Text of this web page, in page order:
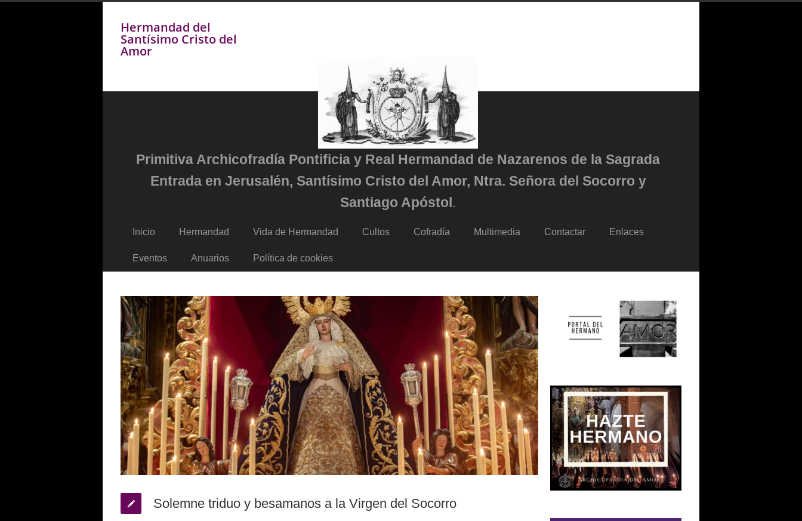
Hermandad del
Santísimo Cristo del
Amor
Primitiva Archicofradía Pontificia y Real Hermandad de Nazarenos de la Sagrada
Entrada en Jerusalén, Santísimo Cristo del Amor, Ntra. Señora del Socorro y
Santiago Apóstol.
Inicio Hermandad Vida de Hermandad Cultos Cofradía Multimedia Contactar Enlaces
Eventos Anuarios Política de cookies
Solemne triduo y besamanos a la Virgen del Socorro